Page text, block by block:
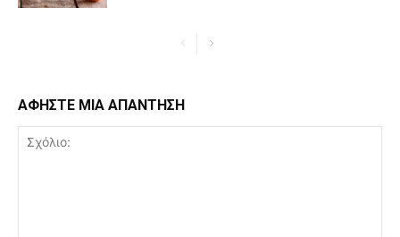
ΑΦΗΣΤΕ ΜΙΑ ΑΠΑΝΤΗΣΗ